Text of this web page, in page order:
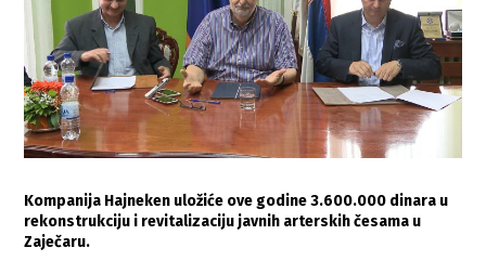
Kompanija Hajneken uložiće ove godine 3.600.000 dinara u
rekonstrukciju i revitalizaciju javnih arterskih česama u
Zaječaru.